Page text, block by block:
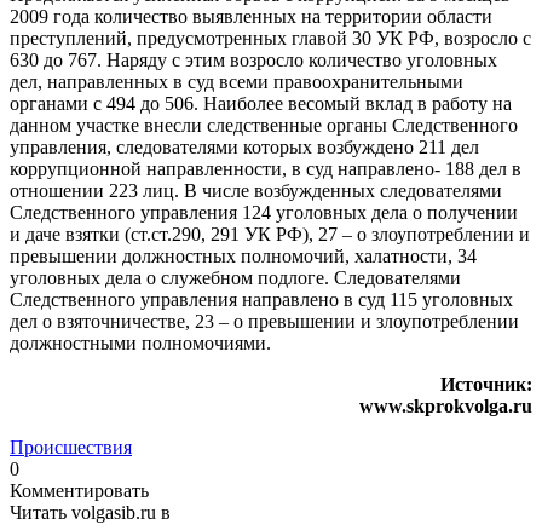
2009 года количество выявленных на территории области
преступлений, предусмотренных главой 30 УК РФ, возросло с
630 до 767. Наряду с этим возросло количество уголовных
дел, направленных в суд всеми правоохранительными
органами с 494 до 506. Наиболее весомый вклад в работу на
данном участке внесли следственные органы Следственного
управления, следователями которых возбуждено 211 дел
коррупционной направленности, в суд направлено- 188 дел в
отношении 223 лиц. В числе возбужденных следователями
Следственного управления 124 уголовных дела о получении
и даче взятки (ст.ст.290, 291 УК РФ), 27 – о злоупотреблении и
превышении должностных полномочий, халатности, 34
уголовных дела о служебном подлоге. Следователями
Следственного управления направлено в суд 115 уголовных
дел о взяточничестве, 23 – о превышении и злоупотреблении
должностными полномочиями.
Источник:
www.skprokvolga.ru
Происшествия
0
Комментировать
Читать volgasib.ru в